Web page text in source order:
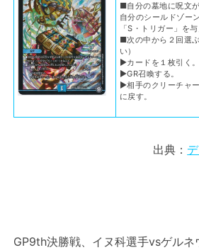
■自分の墓地に呪文
自分のシールドゾー
「S・トリガー」を与
■次の中から２回選
い）
▶カードを１枚引く。
▶GR召喚する。
▶相手のクリーチャ
に戻す。
出典：
GP9th決勝戦、イヌ科選手vsゲルネ